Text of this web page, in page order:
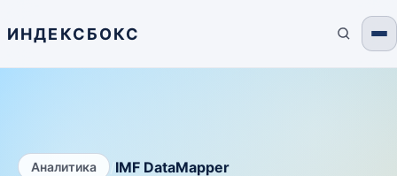
ИНДЕКСБОКС
Аналитика IMF DataMapper